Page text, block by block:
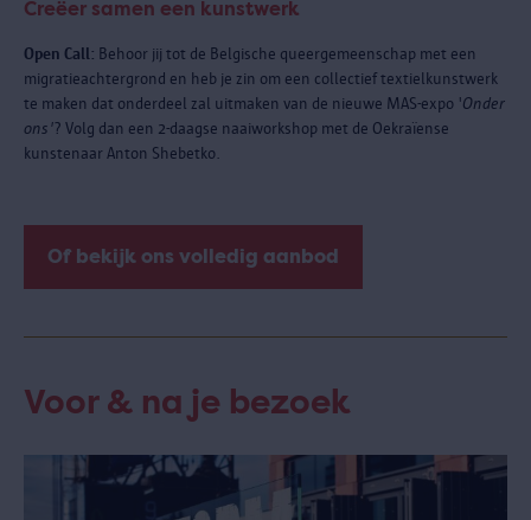
Creëer samen een kunstwerk
Open Call: Behoor jij tot de Belgische queergemeenschap met een
migratieachtergrond en heb je zin om een collectief textielkunstwerk
te maken dat onderdeel zal uitmaken van de nieuwe MAS-expo 'Onder
ons'? Volg dan een 2-daagse naaiworkshop met de Oekraïense
kunstenaar Anton Shebetko.
Of bekijk ons volledig aanbod
Voor & na je bezoek